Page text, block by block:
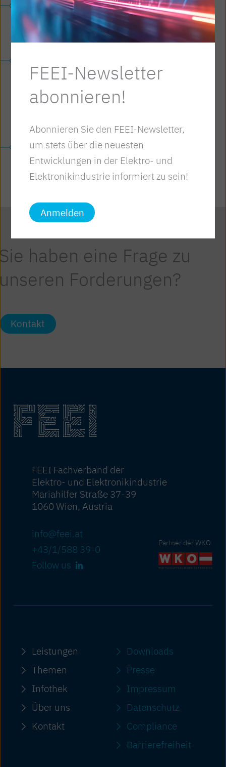
Umsetzung einer selbstbewussten
Industrie­politik und Entwicklung einer
Industrie­strategie in Österreich
Gebäuden, Mobilität, Produktion und
Dienstleistung nutzen: Entwicklung neuer
Ökostandards
Forcierung des Infrastruktur­ausbaus
(Breitband­kapazitäten, Smart Grids)
haben eine Frage zu
Forderungen?
Kontakt
FEEI Fachverband der
Elektro- und Elektronikindustrie
Mariahilfer Straße 37-39
1060 Wien, Austria
info@feei.at
+43/1/588 39-0
Follow us
Leistungen
Themen
Infothek
Über uns
Kontakt
Partner der WKO
Downloads
Presse
Impressum
Datenschutz
Compliance
Barriere­freiheit
FEEI-Newsletter
abonnieren!
Abonnieren Sie den FEEI-Newsletter,
um stets über die neuesten
Entwicklungen in der Elektro- und
Elektronikindustrie informiert zu sein!
Anmelden